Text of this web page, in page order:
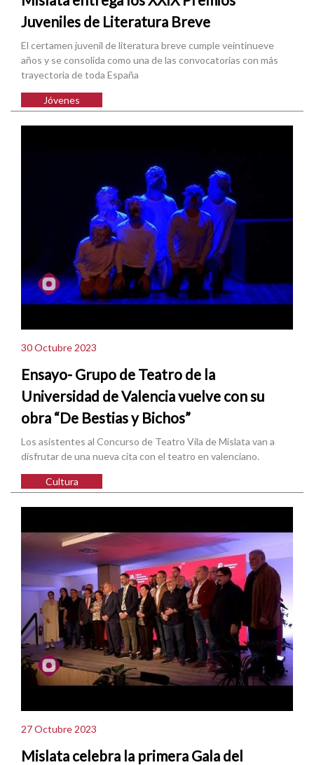
Juveniles de Literatura Breve
El certamen juvenil de literatura breve cumple veintinueve
años y se consolida como una de las convocatorias con más
trayectoria de toda España
Jóvenes
30 Octubre 2023
Ensayo- Grupo de Teatro de la
Universidad de Valencia vuelve con su
obra “De Bestias y Bichos”
Los asistentes al Concurso de Teatro Vila de Mislata van a
disfrutar de una nueva cita con el teatro en valenciano.
Cultura
27 Octubre 2023
Mislata celebra la primera Gala del